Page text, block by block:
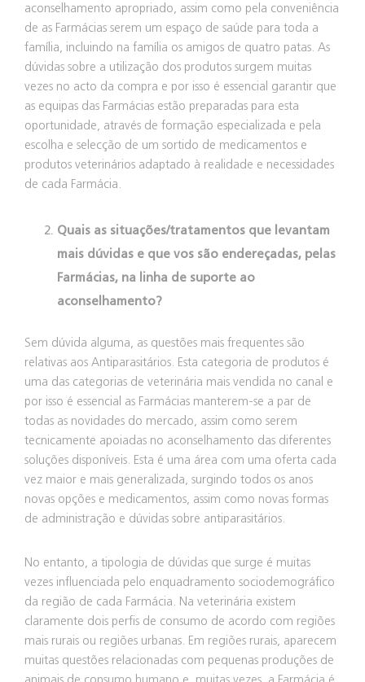
aconselhamento apropriado, assim como pela conveniência
de as Farmácias serem um espaço de saúde para toda a
família, incluindo na família os amigos de quatro patas. As
dúvidas sobre a utilização dos produtos surgem muitas
vezes no acto da compra e por isso é essencial garantir que
as equipas das Farmácias estão preparadas para esta
oportunidade, através de formação especializada e pela
escolha e selecção de um sortido de medicamentos e
produtos veterinários adaptado à realidade e necessidades
de cada Farmácia.
Quais as situações/tratamentos que levantam
mais dúvidas e que vos são endereçadas, pelas
Farmácias, na linha de suporte ao
aconselhamento?
Sem dúvida alguma, as questões mais frequentes são
relativas aos Antiparasitários. Esta categoria de produtos é
uma das categorias de veterinária mais vendida no canal e
por isso é essencial as Farmácias manterem-se a par de
todas as novidades do mercado, assim como serem
tecnicamente apoiadas no aconselhamento das diferentes
soluções disponíveis. Esta é uma área com uma oferta cada
vez maior e mais generalizada, surgindo todos os anos
novas opções e medicamentos, assim como novas formas
de administração e dúvidas sobre antiparasitários.
No entanto, a tipologia de dúvidas que surge é muitas
vezes influenciada pelo enquadramento sociodemográfico
da região de cada Farmácia. Na veterinária existem
claramente dois perfis de consumo de acordo com regiões
mais rurais ou regiões urbanas. Em regiões rurais, aparecem
muitas questões relacionadas com pequenas produções de